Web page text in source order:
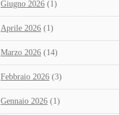
Giugno 2026 (1)
Aprile 2026 (1)
Marzo 2026 (14)
Febbraio 2026 (3)
Gennaio 2026 (1)